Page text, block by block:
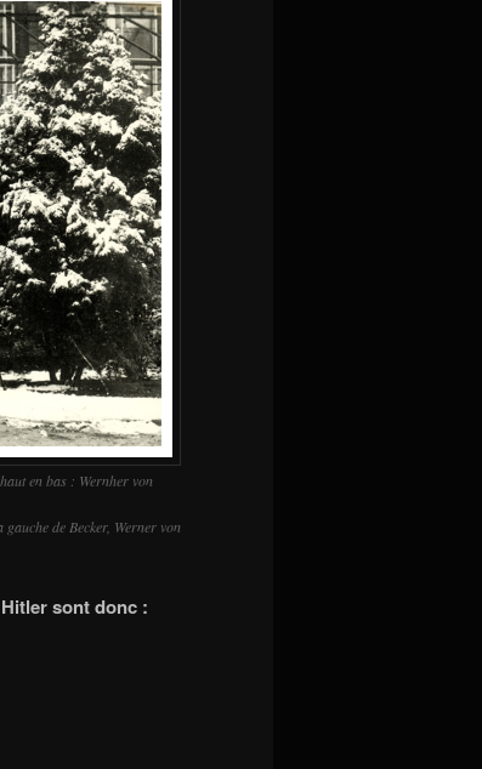
en bas : Wernher von
de Becker, Werner von
sont donc :